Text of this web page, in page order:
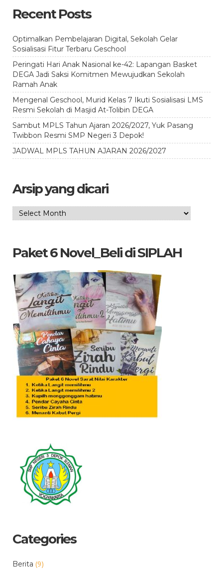
Recent Posts
Optimalkan Pembelajaran Digital, Sekolah Gelar
Sosialisasi Fitur Terbaru Geschool
Peringati Hari Anak Nasional ke-42: Lapangan Basket
DEGA Jadi Saksi Komitmen Mewujudkan Sekolah
Ramah Anak
Mengenal Geschool, Murid Kelas 7 Ikuti Sosialisasi LMS
Resmi Sekolah di Masjid At-Tolibin DEGA
Sambut MPLS Tahun Ajaran 2026/2027, Yuk Pasang
Twibbon Resmi SMP Negeri 3 Depok!
JADWAL MPLS TAHUN AJARAN 2026/2027
Arsip yang dicari
Arsip
Paket 6 Novel_Beli di SIPLAH
Categories
Berita (9)